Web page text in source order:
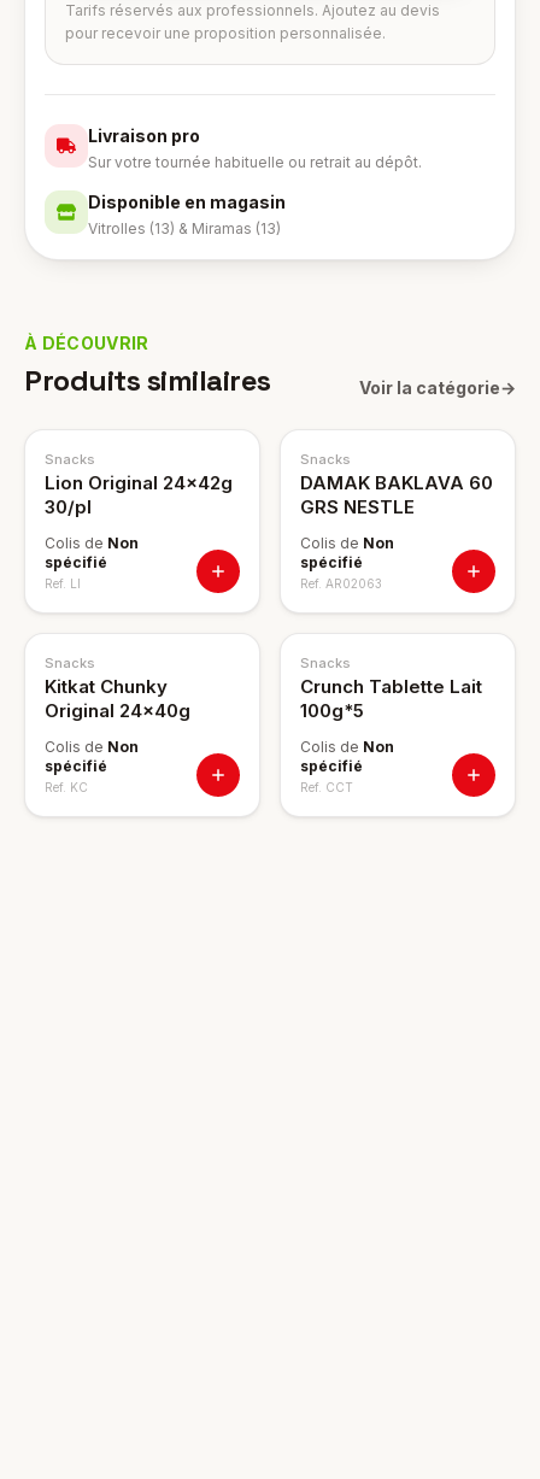
Tarifs réservés aux professionnels. Ajoutez au devis
pour recevoir une proposition personnalisée.
Livraison pro
Sur votre tournée habituelle ou retrait au dépôt.
Disponible en magasin
Vitrolles (13) & Miramas (13)
À DÉCOUVRIR
Produits similaires Voir la catégorie→
Snacks
Lion Original 24x42g
30/pl
Colis de Non
spécifié
Ref. LI
Snacks
DAMAK BAKLAVA 60
GRS NESTLE
Colis de Non
spécifié
Ref. AR02063
Snacks
Kitkat Chunky
Original 24x40g
Colis de Non
spécifié
Ref. KC
Snacks
Crunch Tablette Lait
100g*5
Colis de Non
spécifié
Ref. CCT